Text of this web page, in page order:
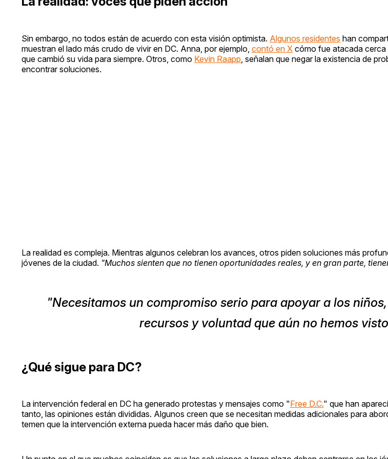
Sin embargo, no todos están de acuerdo con esta visión optimista. Algunos residentes han
muestran el lado más crudo de vivir en DC. Anna, por ejemplo, contó en X cómo fue atacada
que cambió su vida para siempre. Otros, como Kevin Raapp , señalan que negar la existencia de
encontrar soluciones.
La realidad es compleja. Mientras algunos celebran los avances, otros piden soluciones más
jóvenes de la ciudad. "Muchos sienten que no tienen oportunidades reales, y en gran parte,
"Necesitamos un compromiso serio para apoyar a los
recursos y voluntad que aún no hemos
¿Qué sigue para DC?
La intervención federal en DC ha generado protestas y mensajes como "Free D.C." que han
tanto, las opiniones están divididas. Algunos creen que se necesitan medidas adicionales para
temen que la intervención externa pueda hacer más daño que bien.